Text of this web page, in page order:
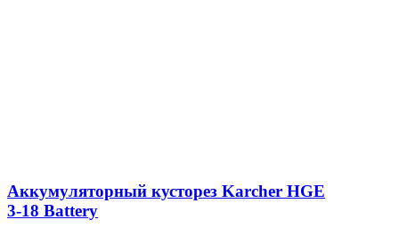
Аккумуляторный кусторез Karcher HGE
3-18 Battery